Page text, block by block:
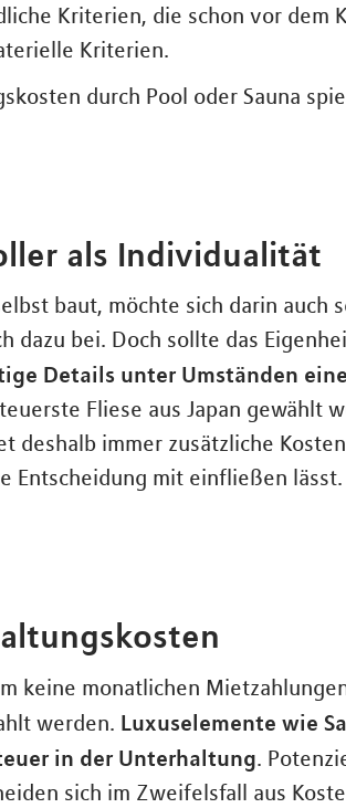
Kriterien, die schon vor dem
Kriterien.
durch Pool oder Sauna
als Individualität
baut, möchte sich darin
dazu bei. Doch sollte das
Details unter Umständen
Fliese aus Japan gewählt
deshalb immer zusätzliche
Entscheidung mit einfließen
keine monatlichen
werden. Luxuselemente wie
in der Unterhaltung.
sich im Zweifelsfall aus